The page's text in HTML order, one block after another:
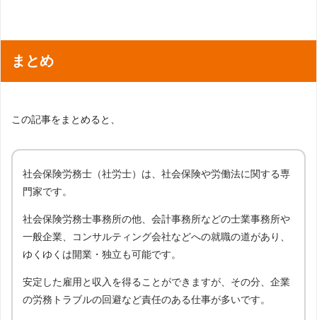
まとめ
この記事をまとめると、
社会保険労務士（社労士）は、社会保険や労働法に関する専
門家です。
社会保険労務士事務所の他、会計事務所などの士業事務所や
一般企業、コンサルティング会社などへの就職の道があり、
ゆくゆくは開業・独立も可能です。
安定した雇用と収入を得ることができますが、その分、企業
の労務トラブルの回避など責任のある仕事が多いです。